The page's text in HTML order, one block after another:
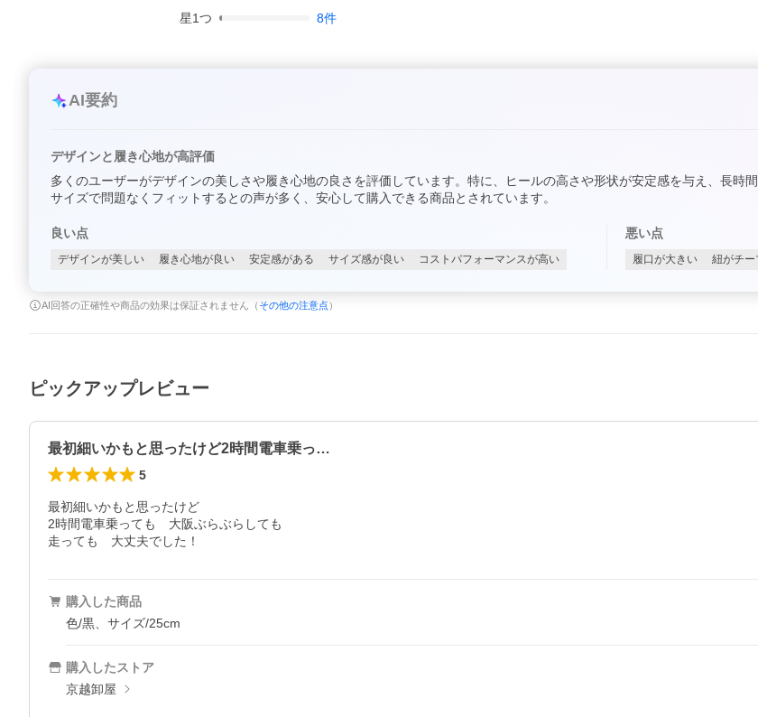
星1つ 8件
AI要約
デザインと履き心地が高評価
多くのユーザーがデザインの美しさや履き心地の良さを評価しています。特に、ヒールの高さや形状が安定感を与え、長
サイズで問題なくフィットするとの声が多く、安心して購入できる商品とされています。
良い点
デザインが美しい 履き心地が良い 安定感がある サイズ感が良い コストパフォーマンスが高い
悪い点
履口が大きい 紐がチー
AI回答の正確性や商品の効果は保証されません（ その他の注意点 ）
ピックアップレビュー
最初細いかもと思ったけど2時間電車乗っ…
5
最初細いかもと思ったけど
2時間電車乗っても　大阪ぶらぶらしても
走っても　大丈夫でした！
購入した商品
色/黒、サイズ/25cm
購入したストア
京越卸屋